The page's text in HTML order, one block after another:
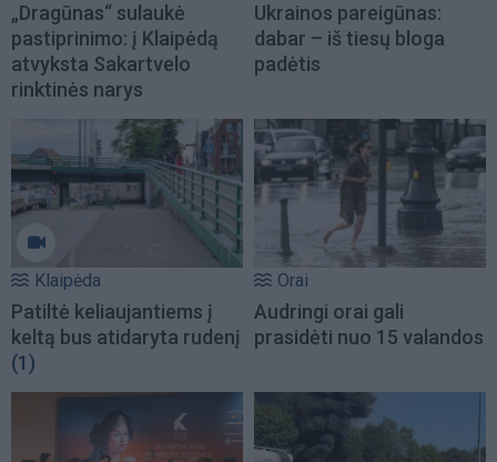
„Dragūnas“ sulaukė
pastiprinimo: į Klaipėdą
atvyksta Sakartvelo
rinktinės narys
Ukrainos pareigūnas:
dabar – iš tiesų bloga
padėtis
Klaipėda
Patiltė keliaujantiems į
keltą bus atidaryta rudenį
(1)
Orai
Audringi orai gali
prasidėti nuo 15 valandos